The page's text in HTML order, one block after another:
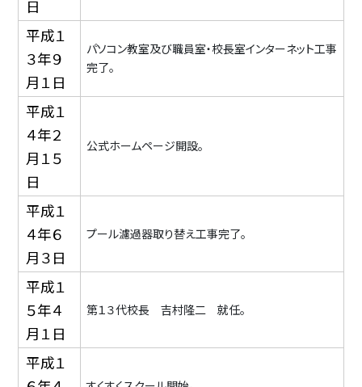
日
平成１
３年９
月１日
パソコン教室及び職員室・校長室インターネット工事
完了。
平成１
４年２
月１５
日
公式ホームページ開設。
平成１
４年６
月３日
プール濾過器取り替え工事完了。
平成１
５年４
月１日
第１３代校長 吉村隆二 就任。
平成１